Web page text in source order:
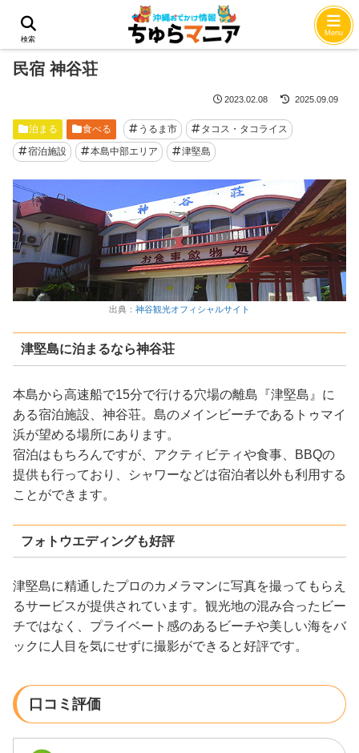
泊まる
民宿 神谷荘
2023.02.08 2025.09.09
泊まる 食べる うるま市
タコス・タコライス
宿泊施設
本島中部エリア 津堅島
出典： 神谷観光オフィシャルサイト
津堅島に泊まるなら神谷荘
本島から高速船で15分で行ける穴場の離島『津堅島』に
ある宿泊施設、神谷荘。島のメインビーチであるトゥマイ
浜が望める場所にあります。
宿泊はもちろんですが、アクティビティや食事、BBQの
提供も行っており、シャワーなどは宿泊者以外も利用する
ことができます。
フォトウエディングも好評
津堅島に精通したプロのカメラマンに写真を撮ってもらえ
るサービスが提供されています。観光地の混み合ったビー
チではなく、プライベート感のあるビーチや美しい海をバ
ックに人目を気にせずに撮影ができると好評です。
口コミ評価
検索
Menu